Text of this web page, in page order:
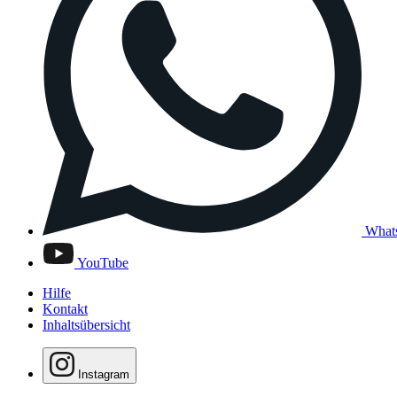
YouTube
Hilfe
Kontakt
Inhaltsübersicht
Instagram